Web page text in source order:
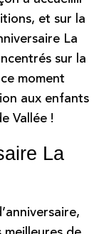
et sur la
La
sur la
moment
aux enfants
Vallée !
La